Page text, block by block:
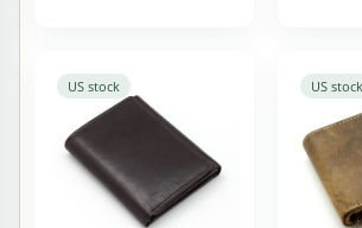
US stock US stock